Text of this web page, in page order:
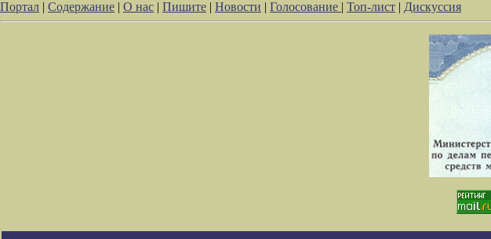
Портал | Содержание | О нас | Пишите | Новости | Голосование | Топ-лист | Дискуссия